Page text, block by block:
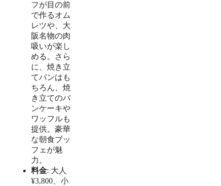
フが目の前
で作るオム
レツや、大
阪名物の肉
吸いが楽し
める。さら
に、焼き立
てパンはも
ちろん、焼
き立てのパ
ンケーキや
ワッフルも
提供。豪華
な朝食ブッ
フェが魅
力。
料金: 大人
¥3,800、小